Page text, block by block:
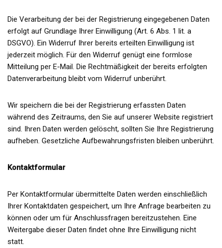
Die Verarbeitung der bei der Registrierung eingegebenen Daten
erfolgt auf Grundlage Ihrer Einwilligung (Art. 6 Abs. 1 lit. a
DSGVO). Ein Widerruf Ihrer bereits erteilten Einwilligung ist
jederzeit möglich. Für den Widerruf genügt eine formlose
Mitteilung per E-Mail. Die Rechtmäßigkeit der bereits erfolgten
Datenverarbeitung bleibt vom Widerruf unberührt.
Wir speichern die bei der Registrierung erfassten Daten
während des Zeitraums, den Sie auf unserer Website registriert
sind. Ihren Daten werden gelöscht, sollten Sie Ihre Registrierung
aufheben. Gesetzliche Aufbewahrungsfristen bleiben unberührt.
Kontaktformular
Per Kontaktformular übermittelte Daten werden einschließlich
Ihrer Kontaktdaten gespeichert, um Ihre Anfrage bearbeiten zu
können oder um für Anschlussfragen bereitzustehen. Eine
Weitergabe dieser Daten findet ohne Ihre Einwilligung nicht
statt.